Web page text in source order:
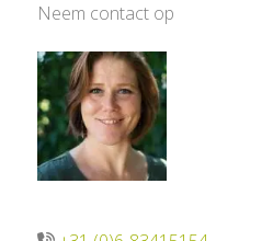
Neem contact op